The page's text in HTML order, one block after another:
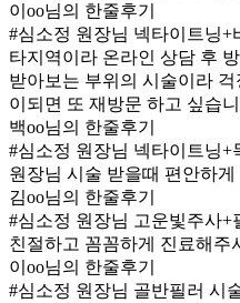
이oo님의 한줄후기
#심소정 원장님 넥타이트닝+
타지역이라 온라인 상담 후
받아보는 부위의 시술이라
이되면 또 재방문 하고 싶습
백oo님의 한줄후기
#심소정 원장님 넥타이트닝+
원장님 시술 받을때 편안하
김oo님의 한줄후기
#심소정 원장님 고운빛주사+
친절하고 꼼꼼하게 진료해주
이oo님의 한줄후기
#심소정 원장님 골반필러 시